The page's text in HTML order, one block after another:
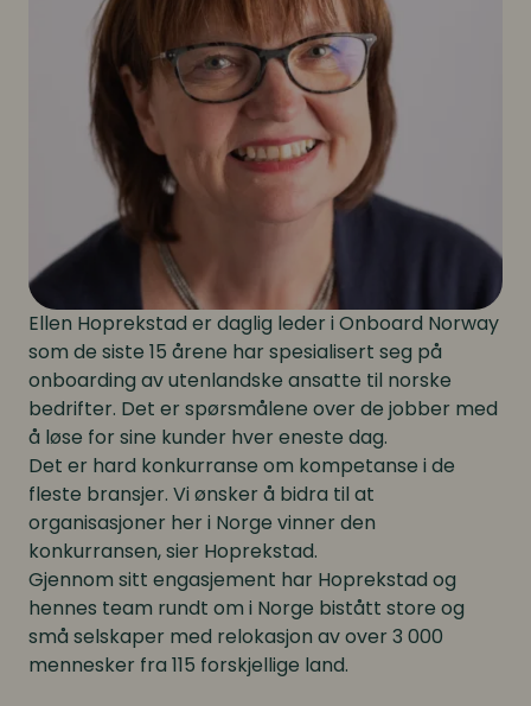
Ellen Hoprekstad er daglig leder i Onboard Norway
som de siste 15 årene har spesialisert seg på
onboarding av utenlandske ansatte til norske
bedrifter. Det er spørsmålene over de jobber med
å løse for sine kunder hver eneste dag.
Det er hard konkurranse om kompetanse i de
fleste bransjer. Vi ønsker å bidra til at
organisasjoner her i Norge vinner den
konkurransen, sier Hoprekstad.
Gjennom sitt engasjement har Hoprekstad og
hennes team rundt om i Norge bistått store og
små selskaper med relokasjon av over 3 000
mennesker fra 115 forskjellige land.